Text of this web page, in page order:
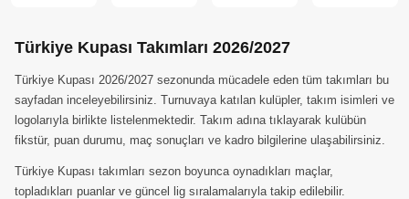
Türkiye Kupası Takımları 2026/2027
Türkiye Kupası 2026/2027 sezonunda mücadele eden tüm takımları bu
sayfadan inceleyebilirsiniz. Turnuvaya katılan kulüpler, takım isimleri ve
logolarıyla birlikte listelenmektedir. Takım adına tıklayarak kulübün
fikstür, puan durumu, maç sonuçları ve kadro bilgilerine ulaşabilirsiniz.
Türkiye Kupası takımları sezon boyunca oynadıkları maçlar,
topladıkları puanlar ve güncel lig sıralamalarıyla takip edilebilir.